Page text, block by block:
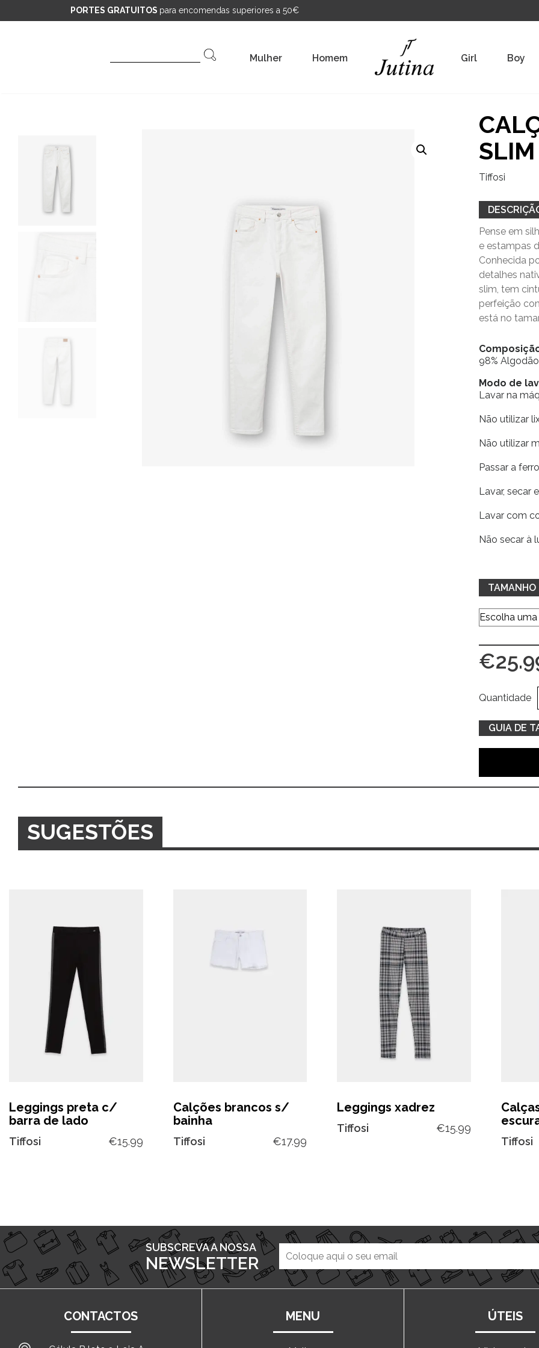
PORTES GRATUITOS para encomendas superiores a 50€
Mulher Homem Girl Boy
SLIM
Tiffosi
Pense em
e estampas
Conhecida
detalhes
slim, tem
perfeição
está no
98%
Modo de
Lavar na
Não utilizar
Não utilizar
Passar a
Lavar, secar
Lavar com
Não secar à
TAMANHO
€
Quantidade
GUIA DE
SUGESTÕES
Leggings preta c/
barra de lado
Tiffosi €15.99
Calções brancos s/
bainha
Tiffosi €17.99
Leggings xadrez
Tiffosi €15.99
Tiffosi
SUBSCREVA A NOSSA
NEWSLETTER
CONTACTOS MENU ÚTEIS